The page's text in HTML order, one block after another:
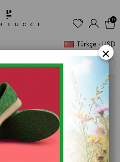
Türkçe - USD
0
×